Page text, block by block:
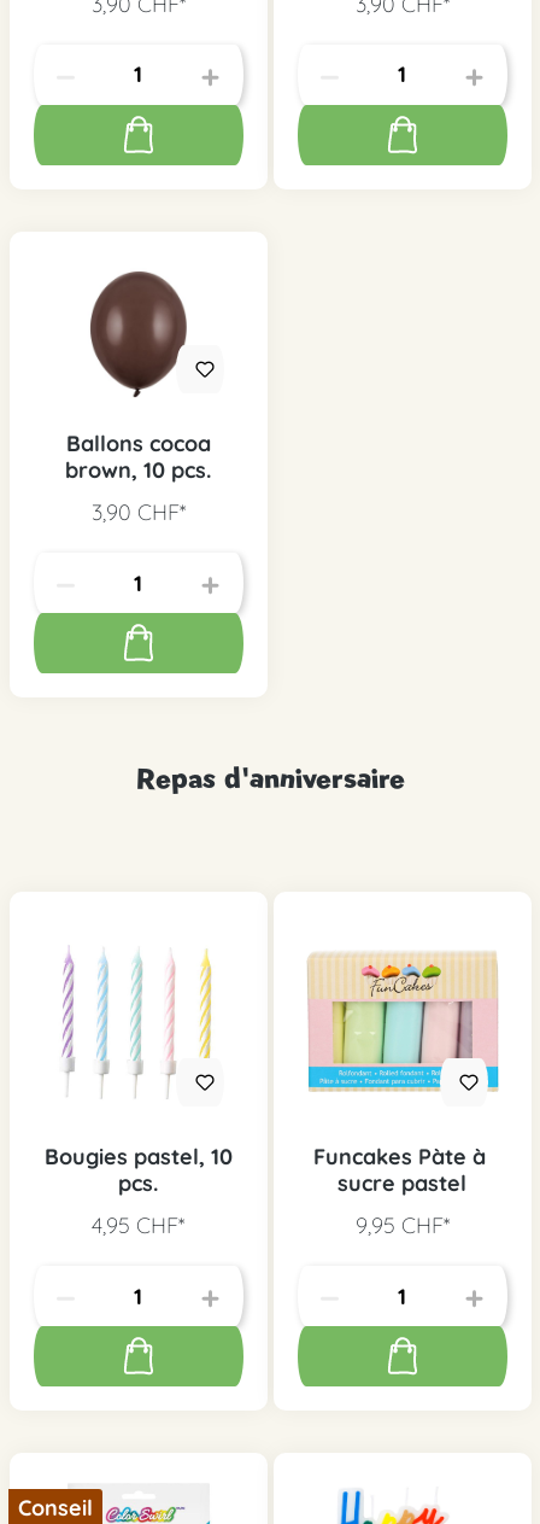
Ballons cocoa
brown, 10 pcs.
3,90 CHF*
Repas d'anniversaire
Bougies pastel, 10
pcs.
4,95 CHF*
Funcakes Pàte à
sucre pastel
9,95 CHF*
Conseil